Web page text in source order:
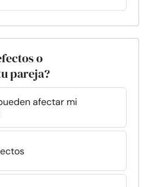
o
pareja?
afectar mi